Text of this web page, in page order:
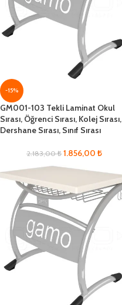
-15%
GM001-103 Tekli Laminat Okul
Sırası, Öğrenci Sırası, Kolej Sırası,
Dershane Sırası, Sınıf Sırası
2.183,00₺ 1.856,00 ₺